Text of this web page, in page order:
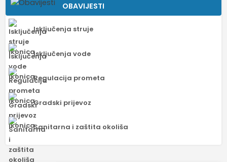
OBAVIJESTI
Isključenja struje
Isključenja vode
Regulacija prometa
Gradski prijevoz
Sanitarna i zaštita okoliša